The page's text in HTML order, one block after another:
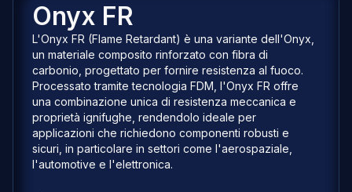
Onyx FR
L'Onyx FR (Flame Retardant) è una variante dell'Onyx,
un materiale composito rinforzato con fibra di
carbonio, progettato per fornire resistenza al fuoco.
Processato tramite tecnologia FDM, l'Onyx FR offre
una combinazione unica di resistenza meccanica e
proprietà ignifughe, rendendolo ideale per
applicazioni che richiedono componenti robusti e
sicuri, in particolare in settori come l'aerospaziale,
l'automotive e l'elettronica.